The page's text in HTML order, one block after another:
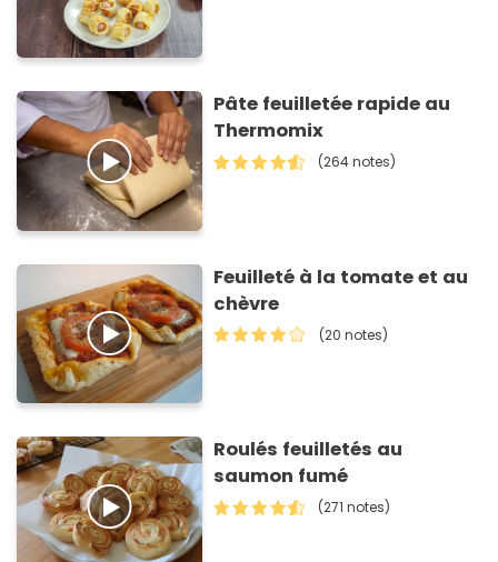
Pâte feuilletée rapide au
Thermomix
(264 notes)
Feuilleté à la tomate et au
chèvre
(20 notes)
Roulés feuilletés au
saumon fumé
(271 notes)